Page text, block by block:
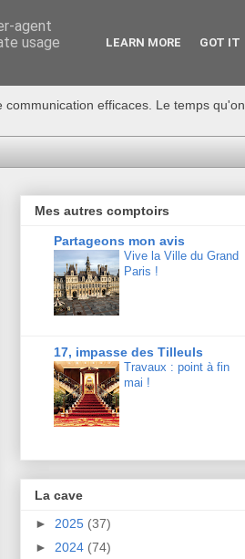
efficaces. Le temps qu'on
Mes autres comptoirs
Partageons mon avis
Vive la Ville du Grand
Paris !
17, impasse des Tilleuls
Travaux : point à fin
mai !
La cave
► 2025 (37)
► 2024 (74)
agent
usage
LEARN MORE GOT IT